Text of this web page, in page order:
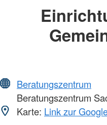
Beratungszentrum
Beratungszentrum
Karte: Link zur